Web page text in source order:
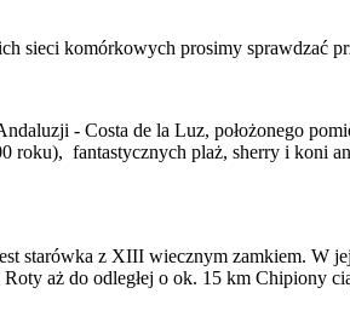
sieci komórkowych prosimy sprawdzać
- Costa de la Luz, położonego
roku), fantastycznych plaż, sherry i
starówka z XIII wiecznym zamkiem. W
aż do odległej o ok. 15 km Chipiony